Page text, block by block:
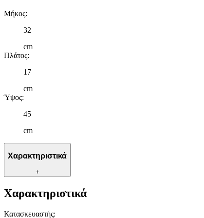
Μήκος:
32
cm
Πλάτος:
17
cm
Ύψος:
45
cm
Χαρακτηριστικά
+
Χαρακτηριστικά
Κατασκευαστής: